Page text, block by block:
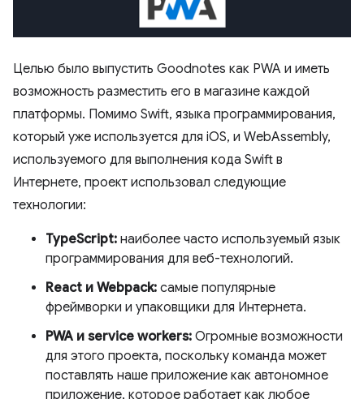
Целью было выпустить Goodnotes как PWA и иметь
возможность разместить его в магазине каждой
платформы. Помимо Swift, языка программирования,
который уже используется для iOS, и WebAssembly,
используемого для выполнения кода Swift в
Интернете, проект использовал следующие
технологии:
TypeScript: наиболее часто используемый язык
программирования для веб-технологий.
React и Webpack: самые популярные
фреймворки и упаковщики для Интернета.
PWA и service workers: Огромные возможности
для этого проекта, поскольку команда может
поставлять наше приложение как автономное
приложение, которое работает как любое